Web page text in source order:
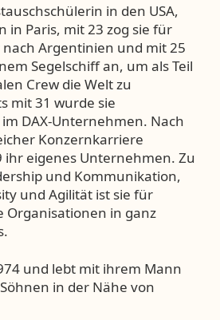
in den USA,
in Paris, mit 23 zog sie für
Argentinien und mit 25
Segelschiff an, um als Teil
Crew die Welt zu
mit 31 wurde sie
DAX-Unternehmen. Nach
Konzernkarriere
ihr eigenes Unternehmen. Zu
und Kommunikation,
und Agilität ist sie für
Organisationen in ganz
und lebt mit ihrem Mann
in der Nähe von